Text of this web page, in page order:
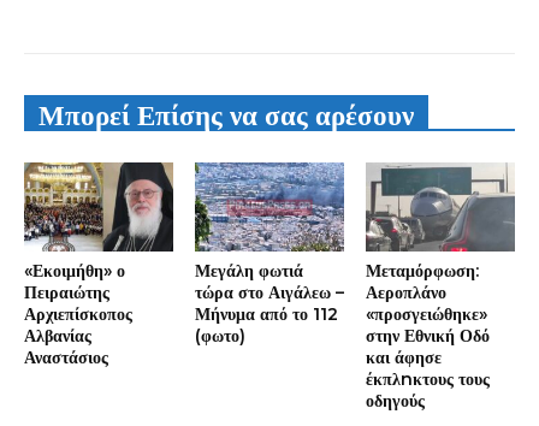
Μπορεί Επίσης να σας αρέσουν
«Εκοιμήθη» ο
Πειραιώτης
Αρχιεπίσκοπος
Αλβανίας
Αναστάσιος
Μεγάλη φωτιά
τώρα στο Αιγάλεω –
Μήνυμα από το 112
(φωτο)
Μεταμόρφωση:
Αεροπλάνο
«προσγειώθηκε»
στην Εθνική Οδό
και άφησε
έκπλnκτους τους
οδηγούς